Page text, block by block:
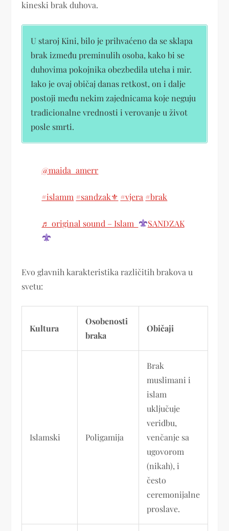
kineski brak duhova.
U staroj Kini, bilo je prihvaćeno da se sklapa
brak između preminulih osoba, kako bi se
duhovima pokojnika obezbedila uteha i mir.
Iako je ovaj običaj danas retkost, on i dalje
postoji među nekim zajednicama koje neguju
tradicionalne vrednosti i verovanje u život
posle smrti.
@maida_amerr
#islamm #sandzak⚜ #vjera #brak
♬ original sound – Islam SANDZAK
Evo glavnih karakteristika različitih brakova u
svetu:
Kultura
Osobenosti
braka
Običaji
Islamski Poligamija
Brak
muslimani i
islam
uključuje
veridbu,
venčanje sa
ugovorom
(nikah), i
često
ceremonijalne
proslave.